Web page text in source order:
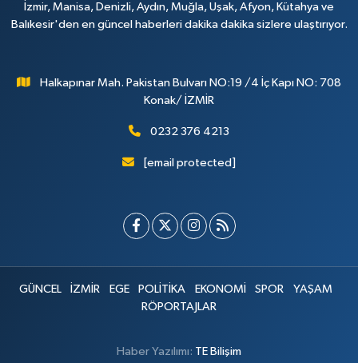
İzmir, Manisa, Denizli, Aydın, Muğla, Uşak, Afyon, Kütahya ve
Balıkesir'den en güncel haberleri dakika dakika sizlere ulaştırıyor.
Halkapınar Mah. Pakistan Bulvarı NO:19 /4 İç Kapı NO: 708
Konak/ İZMİR
0232 376 4213
[email protected]
GÜNCEL İZMİR EGE POLİTİKA EKONOMİ SPOR
YAŞAM
RÖPORTAJLAR
Haber Yazılımı: TE Bilişim